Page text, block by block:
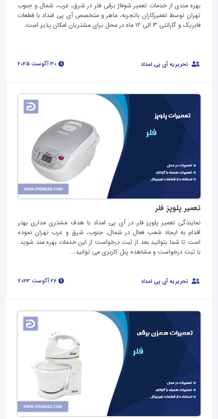
بهره‌ مندی از خدمات تعمیر شوفاژ برقی فلر در شرق، غرب، شمال و جنوب
تهران توسط تعمیرکاران باتجربه، ماهر و متخصص آی پی امداد با قطعات
فابریک و گارانتی 3 الی 12 ماه در محل برای مشتریان امکان پذیر است.
تحریریه آی پی امداد
تعمیر پلوپز فلر
نمایندگی تعمیر پلوپز فلر در آی پی امداد با هدف مشتری مداری بهتر
اقدام به ایجاد شعب فعال در شمال، جنوب، شرق و غرب تهران نموده
است تا شما بتوانید بعد از ثبت درخواست از این خدمات بهره مند شوید.
با ثبت درخواست و مشاهده پنل کاربری می توانید...
تحریریه آی پی امداد